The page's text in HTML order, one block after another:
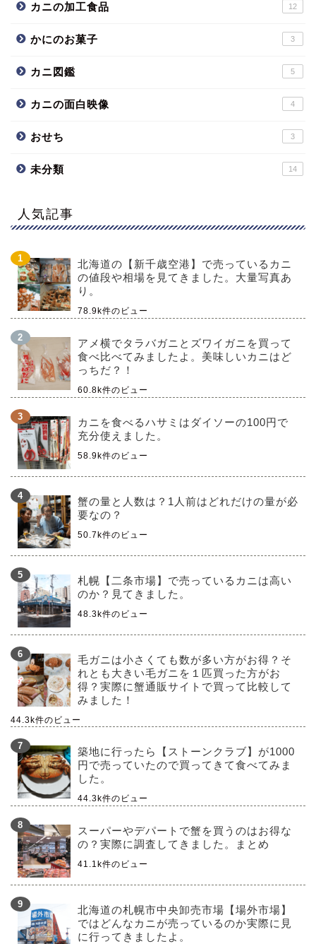
カニの加工食品 12
かにのお菓子 3
カニ図鑑 5
カニの面白映像 4
おせち 3
未分類 14
人気記事
北海道の【新千歳空港】で売っているカニ
の値段や相場を見てきました。大量写真あ
り。
78.9k件のビュー
アメ横でタラバガニとズワイガニを買って
食べ比べてみましたよ。美味しいカニはど
っちだ？！
60.8k件のビュー
カニを食べるハサミはダイソーの100円で
充分使えました。
58.9k件のビュー
蟹の量と人数は？1人前はどれだけの量が必
要なの？
50.7k件のビュー
札幌【二条市場】で売っているカニは高い
のか？見てきました。
48.3k件のビュー
毛ガニは小さくても数が多い方がお得？そ
れとも大きい毛ガニを１匹買った方がお
得？実際に蟹通販サイトで買って比較して
みました！
44.3k件のビュー
築地に行ったら【ストーンクラブ】が1000
円で売っていたので買ってきて食べてみま
した。
44.3k件のビュー
スーパーやデパートで蟹を買うのはお得な
の？実際に調査してきました。まとめ
41.1k件のビュー
北海道の札幌市中央卸売市場【場外市場】
ではどんなカニが売っているのか実際に見
に行ってきましたよ。